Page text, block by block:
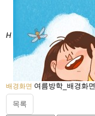
H
배경화면 여름방학_배경화면
목록